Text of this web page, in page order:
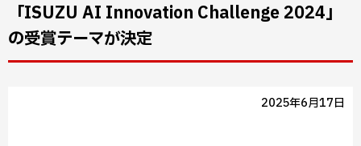
「ISUZU AI Innovation Challenge 2024」
の受賞テーマが決定
2025年6月17日